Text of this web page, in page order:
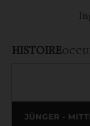
HISTOIRE